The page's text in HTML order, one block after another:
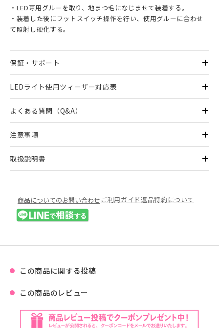
・LED専用グルーを取り、地まつ毛になじませて装着する。
・装着した後にフットスイッチ操作を行い、使用グルーに合わせ
て照射し硬化する。
保証・サポート
LEDライト使用ツィーザー対応表
よくある質問（Q&A）
注意事項
取扱説明書
商品についてのお問い合わせ ご利用ガイド返品特約について
この商品に関する投稿
この商品のレビュー